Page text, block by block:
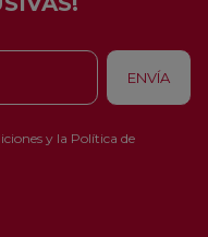
y la Política de